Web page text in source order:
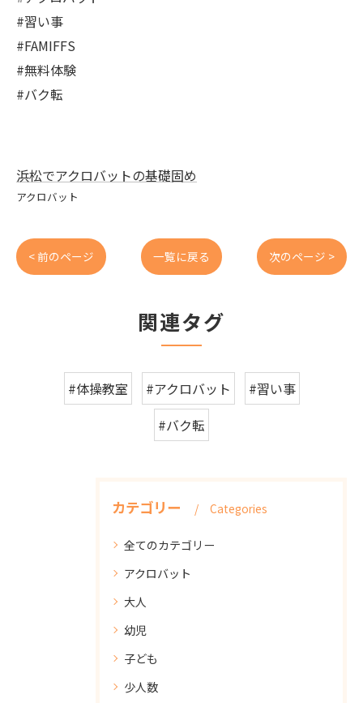
#習い事
#FAMIFFS
#無料体験
#バク転
浜松でアクロバットの基礎固め
アクロバット
< 前のページ 一覧に戻る 次のページ >
関連タグ
#体操教室 #アクロバット
#習い事
#バク転
カテゴリー Categories
全てのカテゴリー
アクロバット
大人
幼児
子ども
少人数